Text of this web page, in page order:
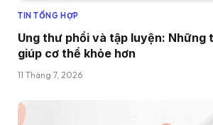
TIN TỔNG HỢP
Ung thư phổi và tập luyện: Những
giúp cơ thể khỏe hơn
11 Tháng 7, 2026